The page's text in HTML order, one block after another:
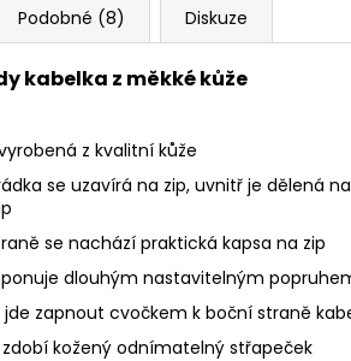
Podobné (8) Diskuze
kabelka z měkké kůže
z kvalitní kůže
se uzavírá na zip, uvnitř je dělená
se nachází praktická kapsa na zip
dlouhým nastavitelným
jde zapnout cvočkem k boční straně
kožený odnímatelný střapeček